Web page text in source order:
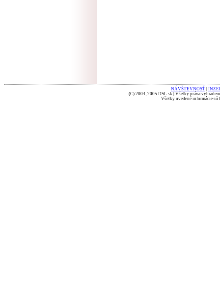
NÁVŠTEVNOSŤ
(C) 2004, 2005 DSL.sk | Všetky práva
Všetky uvedené informácie sú